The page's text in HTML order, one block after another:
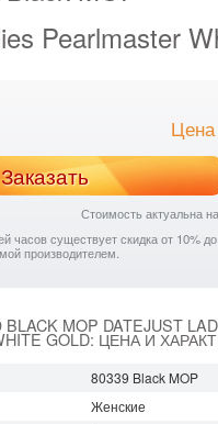
Pearlmaster
Цена
Заказать
Стоимость актуальна
часов существует скидка от 10%
производителем.
BLACK MOP DATEJUST
GOLD: ЦЕНА И
80339 Black MOP
Женские